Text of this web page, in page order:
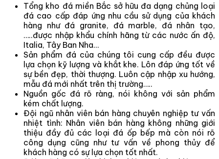
Tổng kho đá miền Bắc sở hữu đa dạng chủng loại
đá cao cấp đáp ứng nhu cầu sử dụng của khách
hàng như đá granite, đá marble, đá nhân tạo,
…..được nhập khẩu chính hãng từ các nước ấn độ,
Italia, Tây Ban Nha…
Sản phẩm đá của chúng tôi cung cấp đều được
lựa chọn kỹ lượng và khắt khe. Lôn đáp ứng tốt về
sự bền đẹp, thời thượng. Luôn cập nhập xu hướng,
mẫu đá mới nhất trên thị trường…..
Nguồn gốc đá rõ ràng, nói không với sản phẩm
kém chất lượng.
Đội ngũ nhân viên bán hàng chuyên nghiệp tư vấn
nhiệt tình: Nhân viên bán hàng không những giới
thiệu đầy đủ các loại đá ốp bếp mà còn nói rõ
công dụng cũng như tư vấn về phong thủy để
khách hàng có sự lựa chọn tốt nhất.